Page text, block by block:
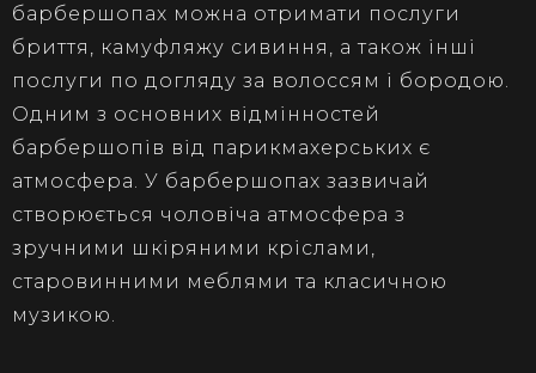
барбершопах можна отримати послуги
бриття, камуфляжу сивиння, а також інші
послуги по догляду за волоссям і бородою.
Одним з основних відмінностей
барбершопів від парикмахерських є
атмосфера. У барбершопах зазвичай
створюється чоловіча атмосфера з
зручними шкіряними кріслами,
старовинними меблями та класичною
музикою.